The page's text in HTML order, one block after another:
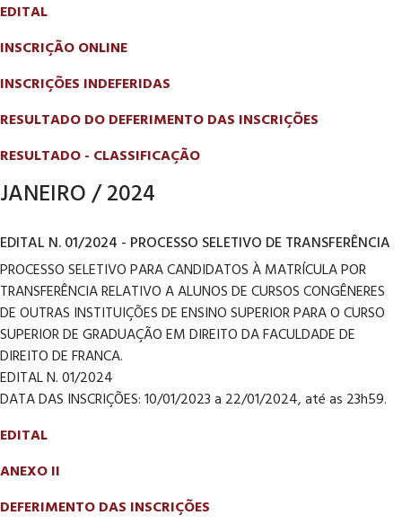
EDITAL
INSCRIÇÃO ONLINE
INSCRIÇÕES INDEFERIDAS
RESULTADO DO DEFERIMENTO DAS INSCRIÇÕES
RESULTADO - CLASSIFICAÇÃO
JANEIRO / 2024
EDITAL N. 01/2024 - PROCESSO SELETIVO DE TRANSFERÊNCIA
PROCESSO SELETIVO PARA CANDIDATOS À MATRÍCULA POR
TRANSFERÊNCIA RELATIVO A ALUNOS DE CURSOS CONGÊNERES
DE OUTRAS INSTITUIÇÕES DE ENSINO SUPERIOR PARA O CURSO
SUPERIOR DE GRADUAÇÃO EM DIREITO DA FACULDADE DE
DIREITO DE FRANCA.
EDITAL N. 01/2024
DATA DAS INSCRIÇÕES: 10/01/2023 a 22/01/2024, até as 23h59.
EDITAL
ANEXO II
DEFERIMENTO DAS INSCRIÇÕES